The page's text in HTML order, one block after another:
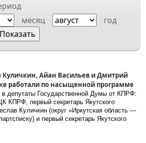
месяц год
Куличкин, Айан Васильев и Дмитрий
работали по насыщенной программе
в депутаты Государственной Думы от КПРФ:
КПРФ, первый секретарь Якутского
Куличкин (округ «Иркутская область —
и первый секретарь Якутского